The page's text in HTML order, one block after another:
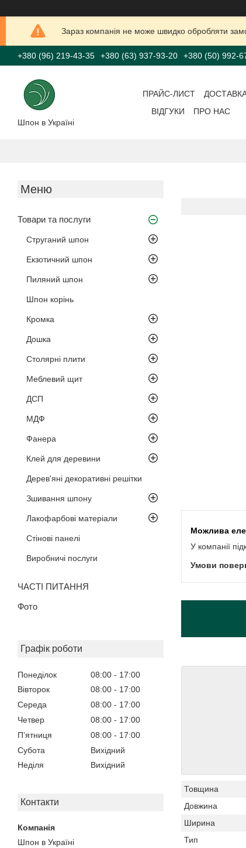
Зараз компанія не може швидко обробляти
+380 (96) 219-43-35 +380 (63) 937-93-20 +380 (50) 992-
Шпон в Україні
ПРАЙС-ЛИСТ
ВІДГУКИ
ПРО НАС
Товари та послуги
Струганий шпон
Екзотичний шпон
Пиляний шпон
Шпон корінь
Кромка
Дошка
Столярні плити
Меблевий щит
ДСП
МДФ
Фанера
Клей для деревини
Дерев'яні декоративні решітки
Зшивання шпону
Лакофарбові матеріали
Стінові панелі
Виробничі послуги
ЧАСТІ ПИТАННЯ
Фото
Графік роботи
Понеділок 08:00
17:00
Вівторок
08:00
17:00
Середа
08:00
17:00
Четвер
08:00
17:00
Пʼятниця
08:00
17:00
Субота
Вихідний
Неділя
Вихідний
Контакти
Шпон в Україні
У компанії
Товщина
Довжина
Ширина
Тип